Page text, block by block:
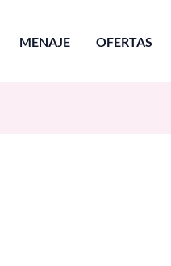
MENAJE OFERTAS